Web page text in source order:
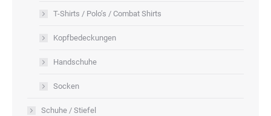
T-Shirts / Polo’s / Combat Shirts
Kopfbedeckungen
Handschuhe
Socken
Schuhe / Stiefel